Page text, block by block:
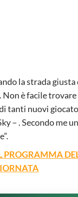
la strada
è facile trovare
tanti nuovi
– . Secondo me
PROGRAMMA